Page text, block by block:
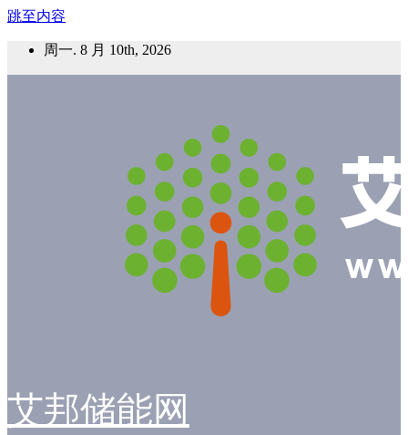
跳至内容
周一. 8 月 10th, 2026
艾邦储能网